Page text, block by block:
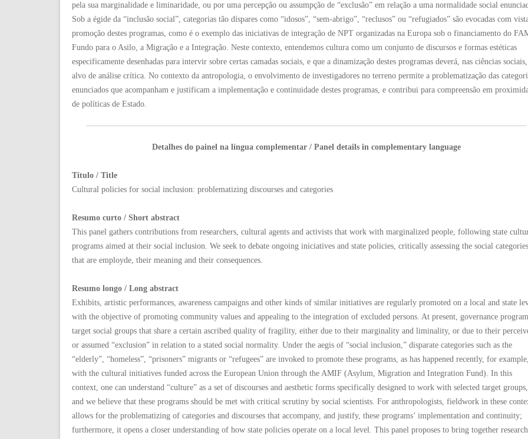
pela sua marginalidade e liminaridade, ou por uma percepção ou assumpção de “exclusão” em relação a uma normalidade social
Sob a égide da “inclusão social”, categorias tão díspares como “idosos”, “sem-abrigo”, “reclusos” ou “refugiados” são evocadas com
promoção destes programas, como é o exemplo das iniciativas de integração de NPT organizadas na Europa sob o financiamento do
Fundo para o Asilo, a Migração e a Integração. Neste contexto, entendemos cultura como um conjunto de discursos e formas estéticas
especificamente desenhadas para intervir sobre certas camadas sociais, e que a dinamização destes programas deverá, nas ciências
alvo de análise crítica. No contexto da antropologia, o envolvimento de investigadores no terreno permite a problematização das
enunciados que acompanham e justificam a implementação e continuidade destes programas, e contribui para compreensão em
de políticas de Estado.
Detalhes do painel na língua complementar / Panel details in complementary language
Título / Title
Cultural policies for social inclusion: problematizing discourses and categories
Resumo curto / Short abstract
This panel gathers contributions from researchers, cultural agents and activists that work with marginalized people, following state
programs aimed at their social inclusion. We seek to debate ongoing iniciatives and state policies, critically assessing the social categories
that are employde, their meaning and their consequences.
Resumo longo / Long abstract
Exhibits, artistic performances, awareness campaigns and other kinds of similar initiatives are regularly promoted on a local and state
with the objective of promoting community values and appealing to the integration of excluded persons. At present, governance
target social groups that share a certain ascribed quality of fragility, either due to their marginality and liminality, or due to their
or assumed “exclusion” in relation to a stated social normality. Under the aegis of “social inclusion,” disparate categories such as the
“elderly”, “homeless”, “prisoners” migrants or “refugees” are invoked to promote these programs, as has happened recently, for example,
with the cultural initiatives funded across the European Union through the AMIF (Asylum, Migration and Integration Fund). In this
context, one can understand “culture” as a set of discourses and aesthetic forms specifically designed to work with selected target groups,
and we believe that these programs should be met with critical scrutiny by social scientists. For anthropologists, fieldwork in these
allows for the problematizing of categories and discourses that accompany, and justify, these programs’ implementation and continuity;
furthermore, it opens a closer understanding of how state policies operate on a local level. This panel proposes to bring together